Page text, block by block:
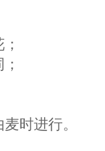
娘》
旺》
娘》
间》
歌》
曲》
花》
时进行。